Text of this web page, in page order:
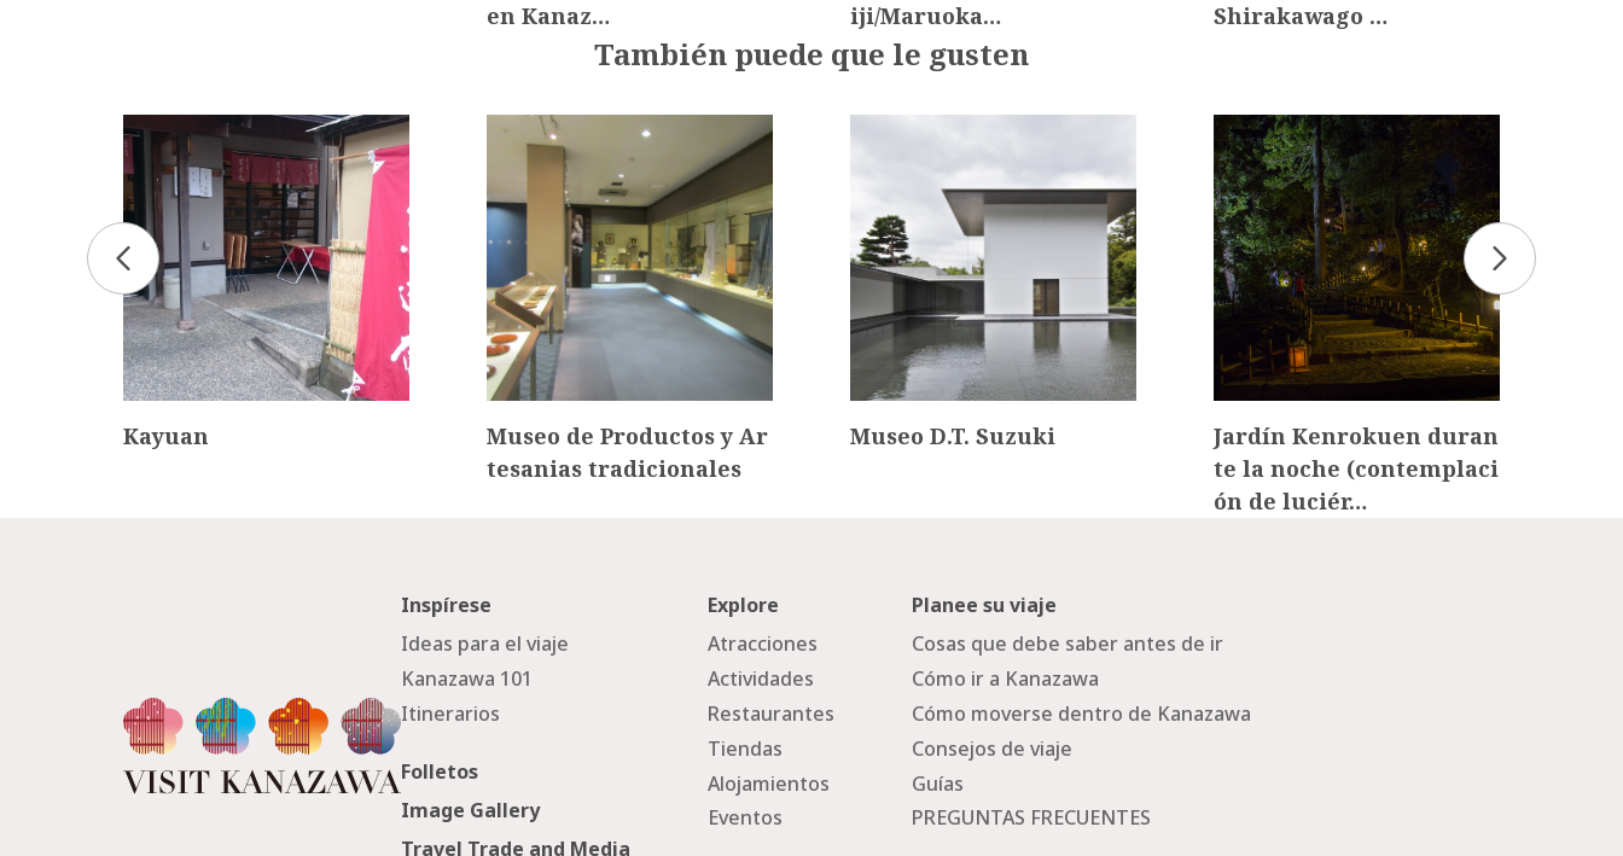
en Kanaz…
iji/Maruoka…
Shirakawago …
También puede que le gusten
Kayuan
Museo de Productos y Ar
tesanias tradicionales
Museo D.T. Suzuki
Jardín Kenrokuen duran
te la noche (contemplaci
ón de luciér…
Inspírese
Ideas para el viaje
Kanazawa 101
Itinerarios
Explore
Atracciones
Actividades
Restaurantes
Tiendas
Alojamientos
Eventos
Planee su viaje
Cosas que debe saber antes de ir
Cómo ir a Kanazawa
Cómo moverse dentro de Kanazawa
Consejos de viaje
Guías
PREGUNTAS FRECUENTES
Folletos
Image Gallery
Travel Trade and Media